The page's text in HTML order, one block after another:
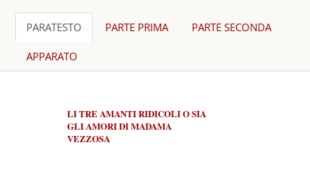
PARATESTO PARTE PRIMA PARTE SECONDA
APPARATO
LI TRE AMANTI RIDICOLI O SIA
GLI AMORI DI MADAMA
VEZZOSA